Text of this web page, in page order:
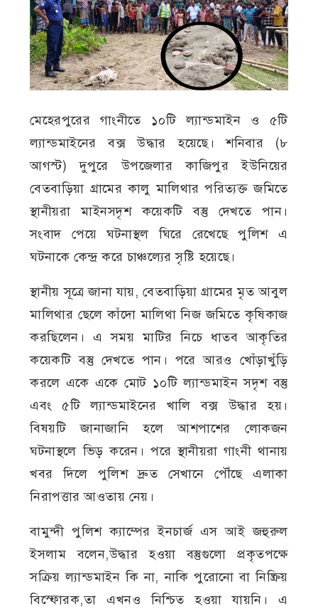
মেহেরপুরের গাংনীতে ১০টি ল্যান্ডমাইন ও ৫টি
ল্যান্ডমাইনের বক্স উদ্ধার হয়েছে। শনিবার (৮
আগস্ট) দুপুরে উপজেলার কাজিপুর ইউনিয়ের
বেতবাড়িয়া গ্রামের কালু মালিথার পরিত্যক্ত জমিতে
স্থানীয়রা মাইনসদৃশ কয়েকটি বস্তু দেখতে পান।
সংবাদ পেয়ে ঘটনাস্থল ঘিরে রেখেছে পুলিশ এ
ঘটনাকে কেন্দ্র করে চাঞ্চল্যের সৃষ্টি হয়েছে।
স্থানীয় সূত্রে জানা যায়, বেতবাড়িয়া গ্রামের মৃত আবুল
মালিথার ছেলে কাঁদো মালিথা নিজ জমিতে কৃষিকাজ
করছিলেন। এ সময় মাটির নিচে ধাতব আকৃতির
কয়েকটি বস্তু দেখতে পান। পরে আরও খোঁড়াখুঁড়ি
করলে একে একে মোট ১০টি ল্যান্ডমাইন সদৃশ বস্তু
এবং ৫টি ল্যান্ডমাইনের খালি বক্স উদ্ধার হয়।
বিষয়টি জানাজানি হলে আশপাশের লোকজন
ঘটনাস্থলে ভিড় করেন। পরে স্থানীয়রা গাংনী থানায়
খবর দিলে পুলিশ দ্রুত সেখানে পৌঁছে এলাকা
নিরাপত্তার আওতায় নেয়।
বামুন্দী পুলিশ ক্যাম্পের ইনচার্জ এস আই জহুরুল
ইসলাম বলেন,উদ্ধার হওয়া বস্তুগুলো প্রকৃতপক্ষে
সক্রিয় ল্যান্ডমাইন কি না, নাকি পুরোনো বা নিষ্ক্রিয়
বিস্ফোরক,তা এখনও নিশ্চিত হওয়া যায়নি। এ